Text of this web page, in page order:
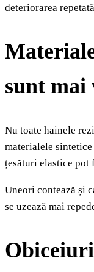
deteriorarea
sunt mai
Nu toate hainele
materialele
țesături elastice pot
Uneori contează și
se uzează mai